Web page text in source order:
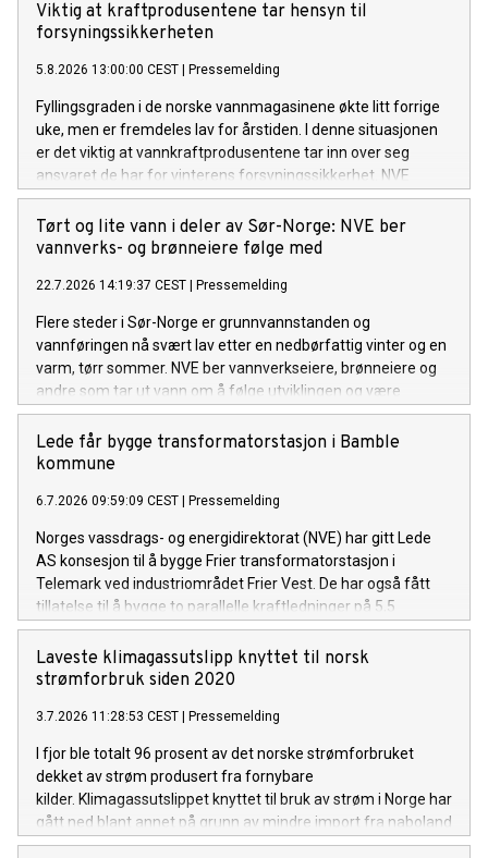
Viktig at kraftprodusentene tar hensyn til
forsyningssikkerheten
5.8.2026 13:00:00 CEST Pressemelding
Fyllingsgraden i de norske vannmagasinene økte litt forrige
uke, men er fremdeles lav for årstiden. I denne situasjonen
er det viktig at vannkraftprodusentene tar inn over seg
ansvaret de har for vinterens forsyningssikkerhet. NVE
følger utviklingen av kraftsituasjonen, i tett dialog med
Statnett. Om nødvendig vil NVE innføre en
rapporteringsordning for kraftprodusentene.
Tørt og lite vann i deler av Sør-Norge: NVE ber
vannverks- og brønneiere følge med
22.7.2026 14:19:37 CEST Pressemelding
Flere steder i Sør-Norge er grunnvannstanden og
vannføringen nå svært lav etter en nedbørfattig vinter og en
varm, tørr sommer. NVE ber vannverkseiere, brønneiere og
andre som tar ut vann om å følge utviklingen og være
forberedt på å gjøre vannbesparende tiltak om det ikke
kommer mye regn de neste ukene.
Lede får bygge transformatorstasjon i Bamble
kommune
6.7.2026 09:59:09 CEST Pressemelding
Norges vassdrags- og energidirektorat (NVE) har gitt Lede
AS konsesjon til å bygge Frier transformatorstasjon i
Telemark ved industriområdet Frier Vest. De har også fått
tillatelse til å bygge to parallelle kraftledninger på 5,5
kilometer, for å knytte stasjonen til Herum
transformatorstasjon.
Laveste klimagassutslipp knyttet til norsk
strømforbruk siden 2020
3.7.2026 11:28:53 CEST Pressemelding
I fjor ble totalt 96 prosent av det norske strømforbruket
dekket av strøm produsert fra fornybare
kilder. Klimagassutslippet knyttet til bruk av strøm i Norge har
gått ned blant annet på grunn av mindre import fra naboland
med høyere andel kraftproduksjon med klimautslipp. Det